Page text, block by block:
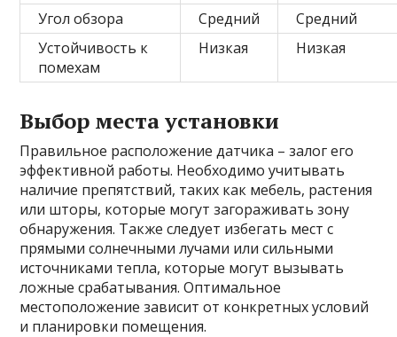
Угол обзора Средний
Средний
Устойчивость к
помехам
Низкая Низкая
Выбор места установки
Правильное расположение датчика – залог его
эффективной работы. Необходимо учитывать
наличие препятствий, таких как мебель, растения
или шторы, которые могут загораживать зону
обнаружения. Также следует избегать мест с
прямыми солнечными лучами или сильными
источниками тепла, которые могут вызывать
ложные срабатывания. Оптимальное
местоположение зависит от конкретных условий
и планировки помещения.